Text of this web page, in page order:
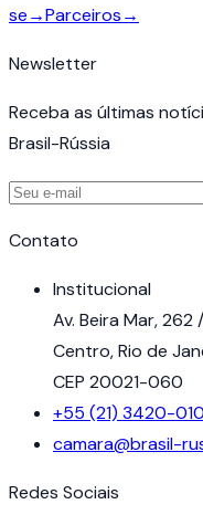
se→Parceiros→
Newsletter
Receba as últimas
Brasil-Rússia
Contato
Institucional
Av. Beira Mar, 262
Centro, Rio de
CEP 20021-060
+55 (21) 3420-
camara@brasil-
Redes Sociais